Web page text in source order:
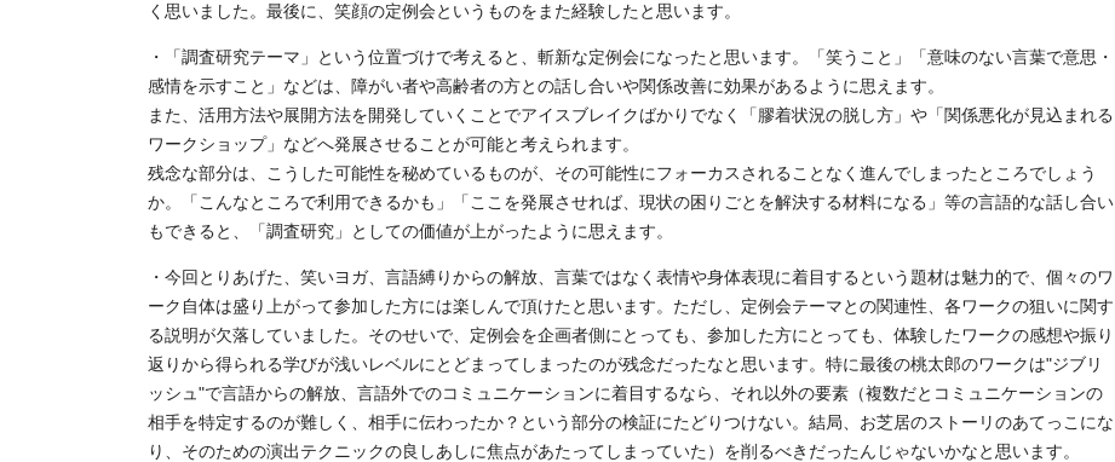
く思いました。最後に、笑顔の定例会というものをまた経験したと思います。
・「調査研究テーマ」という位置づけで考えると、斬新な定例会になったと思います。「笑うこと」「意味のない言葉で意思・
感情を示すこと」などは、障がい者や高齢者の方との話し合いや関係改善に効果があるように思えます。
また、活用方法や展開方法を開発していくことでアイスブレイクばかりでなく「膠着状況の脱し方」や「関係悪化が見込まれる
ワークショップ」などへ発展させることが可能と考えられます。
残念な部分は、こうした可能性を秘めているものが、その可能性にフォーカスされることなく進んでしまったところでしょう
か。「こんなところで利用できるかも」「ここを発展させれば、現状の困りごとを解決する材料になる」等の言語的な話し合い
もできると、「調査研究」としての価値が上がったように思えます。
・今回とりあげた、笑いヨガ、言語縛りからの解放、言葉ではなく表情や身体表現に着目するという題材は魅力的で、個々のワ
ーク自体は盛り上がって参加した方には楽しんで頂けたと思います。ただし、定例会テーマとの関連性、各ワークの狙いに関す
る説明が欠落していました。そのせいで、定例会を企画者側にとっても、参加した方にとっても、体験したワークの感想や振り
返りから得られる学びが浅いレベルにとどまってしまったのが残念だったなと思います。特に最後の桃太郎のワークは"ジブリ
ッシュ"で言語からの解放、言語外でのコミュニケーションに着目するなら、それ以外の要素（複数だとコミュニケーションの
相手を特定するのが難しく、相手に伝わったか？という部分の検証にたどりつけない。結局、お芝居のストーリのあてっこにな
り、そのための演出テクニックの良しあしに焦点があたってしまっていた）を削るべきだったんじゃないかなと思います。